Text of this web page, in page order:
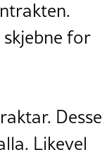
for
Desse
Likevel